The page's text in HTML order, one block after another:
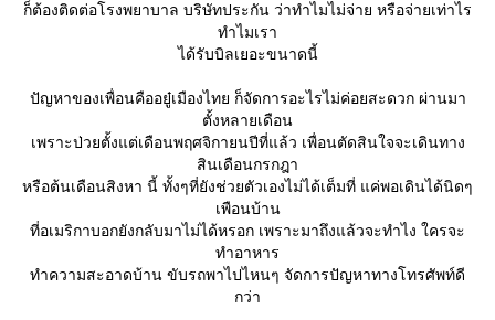
ก็ต้องติดต่อโรงพยาบาล บริษัทประกัน ว่าทำไมไม่จ่าย หรือจ่ายเท่าไร
ทำไมเรา
ได้รับบิลเยอะขนาดนี้
ปัญหาของเพื่อนคืออยู๋เมืองไทย ก็จัดการอะไรไม่ค่อยสะดวก ผ่านมา
ตั้งหลายเดือน
เพราะป่วยตั้งแต่เดือนพฤศจิกายนปีที่แล้ว เพื่อนตัดสินใจจะเดินทาง
สินเดือนกรกฎา
หรือต้นเดือนสิงหา นี้ ทั้งๆที่ยังช่วยตัวเองไม่ได้เต็มที่ แค่พอเดินได้นิดๆ
เพือนบ้าน
ที่อเมริกาบอกยังกลับมาไม่ได้หรอก เพราะมาถึงแล้วจะทำไง ใครจะ
ทำอาหาร
ทำความสะอาดบ้าน ขับรถพาไปไหนๆ จัดการปัญหาทางโทรศัพท์ดี
กว่า